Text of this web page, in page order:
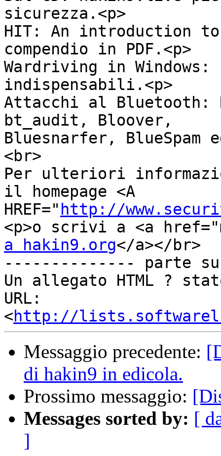
sicurezza.<p>
HIT: An introduction
compendio in PDF.<p>
Wardriving in Windows:
indispensabili.<p>
Attacchi al Bluetooth:
bt_audit, Bloover,
Bluesnarfer,
<br>
Per ulteriori
il homepage <A
HREF=" http://
<p>o scrivi a <a
a hakin9.org</a></br>
-------------- parte
Un allegato HTML ?
URL:
<http://
Messaggio precedente:
di hakin9 in edicola.
Prossimo messaggio:
Messages sorted by: [
]